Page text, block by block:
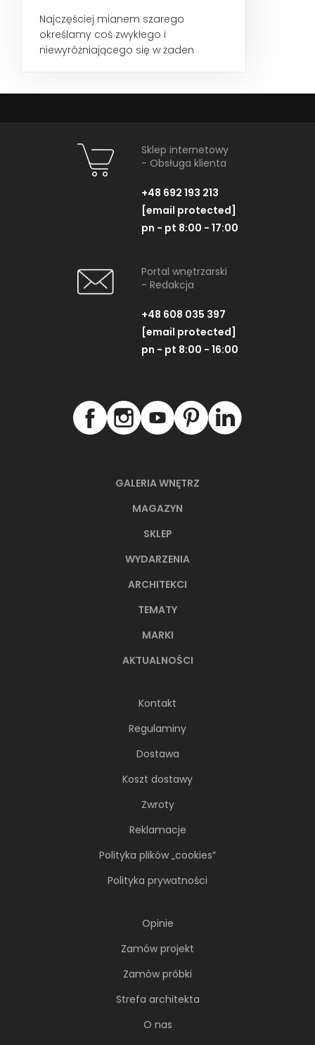
Najczęściej mianem szarego
określamy coś zwykłego i
niewyróżniającego się w żaden
GALERIA WNĘTRZ
MAGAZYN
SKLEP
WYDARZENIA
ARCHITEKCI
TEMATY
MARKI
AKTUALNOŚCI
Kontakt
Regulaminy
Dostawa
Koszt dostawy
Zwroty
Reklamacje
Polityka plików „cookies”
Polityka prywatności
Opinie
Zamów projekt
Zamów próbki
Strefa architekta
O nas
Sklep internetowy
- Obsługa klienta
+48 692 193 213
[email protected]
pn - pt 8:00 - 17:00
Portal wnętrzarski
- Redakcja
+48 608 035 397
[email protected]
pn - pt 8:00 - 16:00